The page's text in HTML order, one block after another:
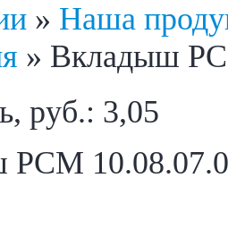
» Наша
» Вкладыш
руб.: 3,05